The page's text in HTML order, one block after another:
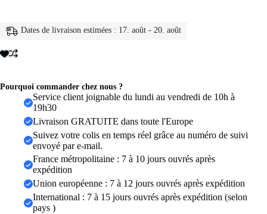
inoxydable
femmes,
d'huile
blanche,
Simple,
couleur
géométrique
Dates de livraison estimées : 17. août - 20. août
Pourquoi commander chez nous ?
Service client joignable du lundi au vendredi de 10h à
19h30
Livraison GRATUITE dans toute l'Europe
Suivez votre colis en temps réel grâce au numéro de suivi
envoyé par e-mail.
France métropolitaine : 7 à 10 jours ouvrés après
expédition
Union européenne : 7 à 12 jours ouvrés après expédition
International : 7 à 15 jours ouvrés après expédition (selon
pays )